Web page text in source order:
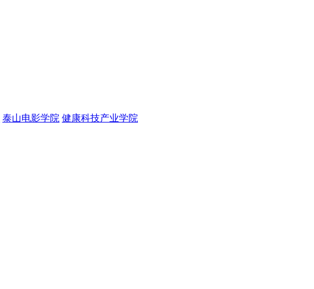
泰山电影学院 健康科技产业学院